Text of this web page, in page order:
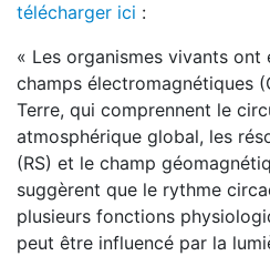
télécharger ici :
« Les organismes vivants ont
champs électromagnétiques
Terre, qui comprennent le
atmosphérique global, les
(RS) et le champ
suggèrent que le rythme
plusieurs fonctions
peut être influencé par la